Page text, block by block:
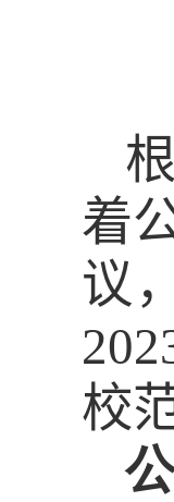
着
议，
202
校